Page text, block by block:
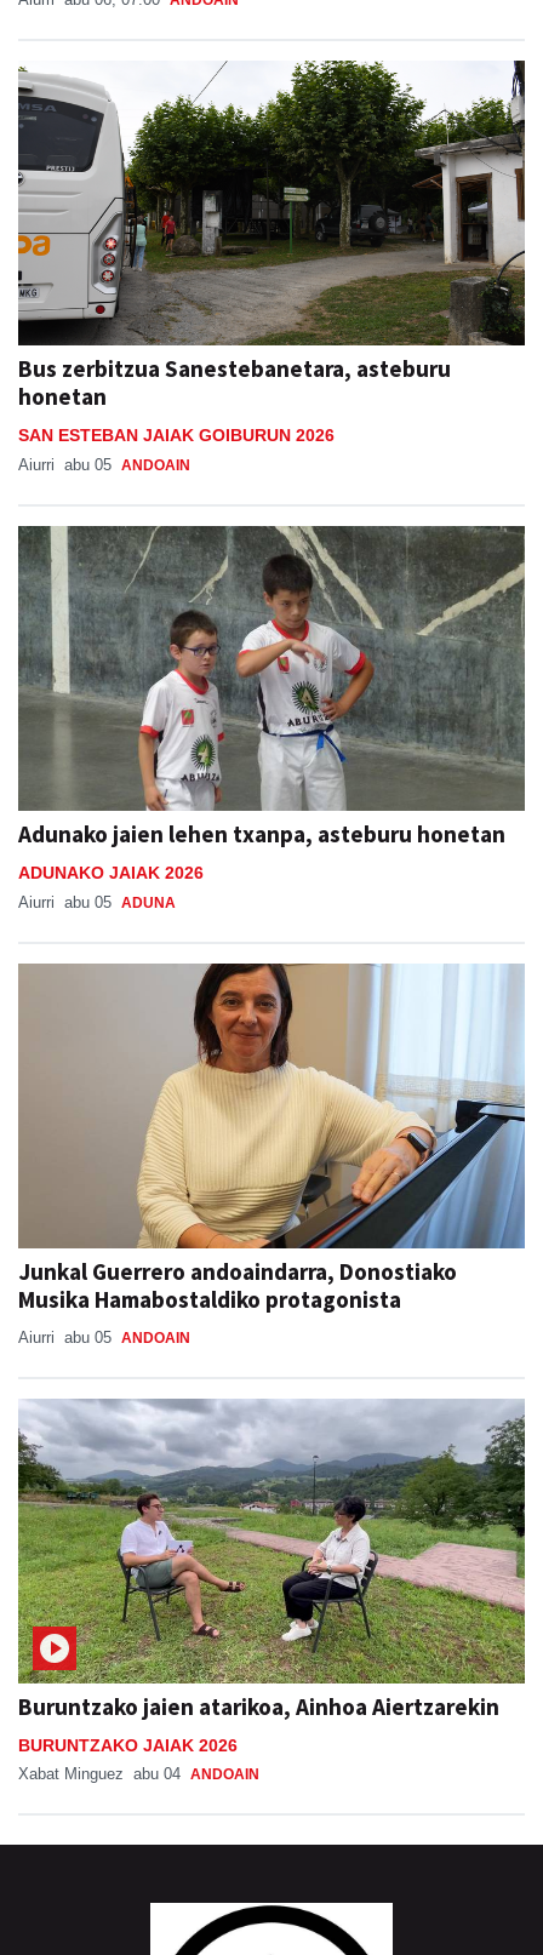
Bus zerbitzua Sanestebanetara, asteburu
honetan
SAN ESTEBAN JAIAK GOIBURUN 2026
Aiurri abu 05 ANDOAIN
Adunako jaien lehen txanpa, asteburu honetan
ADUNAKO JAIAK 2026
Aiurri abu 05 ADUNA
Junkal Guerrero andoaindarra, Donostiako
Musika Hamabostaldiko protagonista
Aiurri abu 05 ANDOAIN
Buruntzako jaien atarikoa, Ainhoa Aiertzarekin
BURUNTZAKO JAIAK 2026
Xabat Minguez abu 04 ANDOAIN